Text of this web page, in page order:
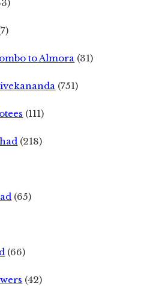
to Almora (31)
(751)
(111)
(218)
(65)
(66)
(42)